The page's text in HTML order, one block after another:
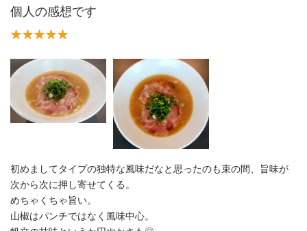
個人の感想です
初めましてタイプの独特な風味だなと思ったのも束の間、旨味が
次から次に押し寄せてくる。
めちゃくちゃ旨い。
山椒はパンチではなく風味中心。